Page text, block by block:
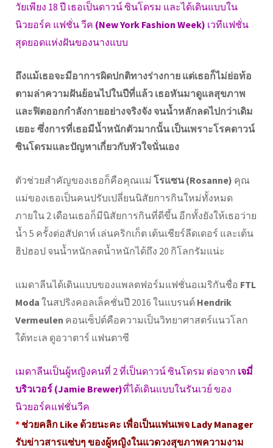
วัยเพียง 18 ปี เธอเป็นดาวน์ ซินโดรม และได้เดินแบบใน
นิวยอร์ค แฟชั่น วีค (New York Fashion Week) เวทีแฟชั่น
สุดยอดแห่งฝันของนางแบบ
ถึงแม้เธอจะมีอาการผิดปกติทางร่างกาย แต่เธอก็ไม่ย่อท้อ
ตามล่าความฝันย้อนไปในปีที่แล้ว เธอหันมาดูแลสุขภาพ
และฟิตออกกำลังกายอย่างจริงจัง จนน้ำหลักลดไปกว่าเดิม
เยอะ ซึ่งการที่เธอมีน้ำหนักตัวมากนั้น เป็นเพราะโรคดาวน์
ซินโดรมและปัญหาเกี่ยวกับหัวใจนั่นเอง
ตัวช่วยสำคัญของเธอก็คือคุณแม่ โรแซน (Rosanne) คุณ
แม่ของเธอเป็นคนปรับเปลี่ยนนิสัยการกินใหม่ทั้งหมด
ภายใน 2 เดือนเธอก็มีนิสัยการกินที่ดีขึ้น อีกทั้งยังให้เธอว่าย
น้ำ 5 ครั้งต่อสัปดาห์ เล่นคริกเก็ต เต้นเชียร์ลีดเดอร์ และเต้น
ฮิปฮอป จนน้ำหนักลดน้ำหนักได้ถึง 20 กิโลกรัมแน่ะ
แมดาลีนได้เดินแบบของแพลตฟอร์มแฟชั่นอเมริกันชื่อ FTL
Moda ในสปริงคอลเล็คชั่นปี 2016 ในแบรนด์ Hendrik
Vermeulen คอนเซ็ปต์คือความเป็นวิทยาศาสตร์แนวโลก
ใต้ทะเล ดูอวาตาร์ แฟนตาซี
เมดาลีนเป็นผู้หญิงคนที่ 2 ที่เป็นดาวน์ ซินโดรม ต่อจาก เจมี่
บริวเวอร์ (Jamie Brewer)ที่ได้เดินแบบในรันเวย์ ของ
นิวยอร์คแฟชั่นวีค
* ช่วยคลิก Like ด้วยนะคะ เพื่อเป็นแฟนเพจ Lady Manager
รับข่าวสารแซ่บๆ ของผู้หญิงในแวดวงสุขภาพความงาม